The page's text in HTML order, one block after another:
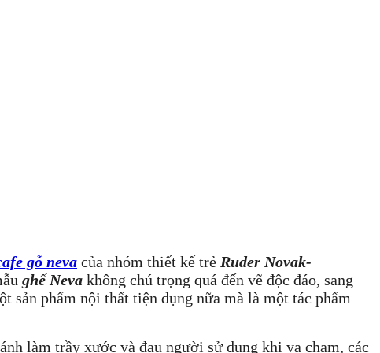
gỗ neva của nhóm thiết kế trẻ Ruder Novak-
ghế Neva không chú trọng quá đến vẽ độc đáo, sang
sản phẩm nội thất tiện dụng nữa mà là một tác phẩm
làm trầy xước và đau người sử dụng khi va chạm, các